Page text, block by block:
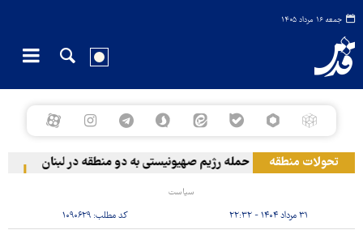
جمعه ۱۶ مرداد ۱۴۰۵
تحولات منطقهحمله رژیم صهیونیستی به دو منطقه در لبنان
سیاست
۳۱ مرداد ۱۴۰۴ - ۲۲:۳۲ کد مطلب:۱۰۹۰۶۲۹